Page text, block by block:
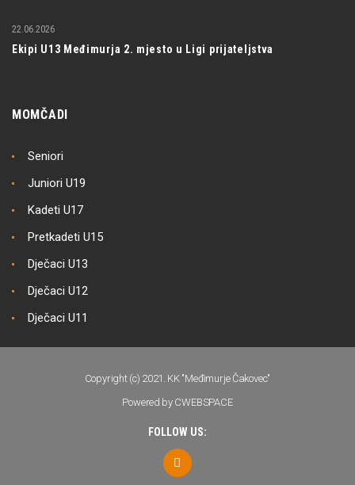
Ekipi U13 Međimurja 2. mjesto u Ligi prijateljstva
22.06.2026
MOMČADI
Seniori
Juniori U19
Kadeti U17
Pretkadeti U15
Dječaci U13
Dječaci U12
Dječaci U11
Copyright (c) 2021. KK "Međimurje Čakovec"
Powered by CWEBSPACE
FOLLOW US: